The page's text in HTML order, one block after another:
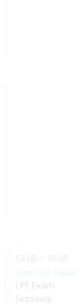
Other OSS Topics
LPI Exam
Sessions